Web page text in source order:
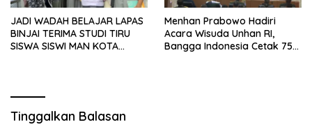
JADI WADAH BELAJAR LAPAS
BINJAI TERIMA STUDI TIRU
SISWA SISWI MAN KOTA
Menhan Prabowo Hadiri
Acara Wisuda Unhan RI,
Bangga Indonesia Cetak 75
Tinggalkan Balasan